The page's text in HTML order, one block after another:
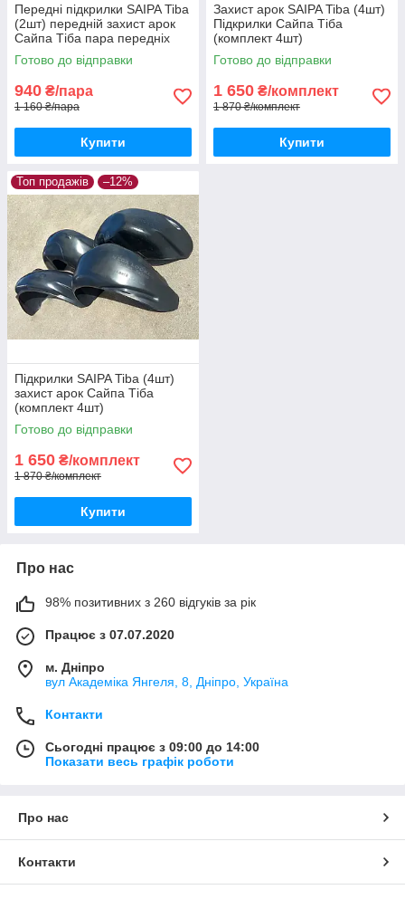
Передні підкрилки SAIPA Tiba
(2шт) передній захист арок
Сайпа Тіба пара передніх
Готово до відправки
940 ₴/пара
1 160 ₴/пара
Купити
Захист арок SAIPA Tiba (4шт)
Підкрилки Сайпа Тіба
(комплект 4шт)
Готово до відправки
1 650 ₴/комплект
1 870 ₴/комплект
Купити
Топ продажів –12%
Підкрилки SAIPA Tiba (4шт)
захист арок Сайпа Тіба
(комплект 4шт)
Готово до відправки
1 650 ₴/комплект
1 870 ₴/комплект
Купити
Про нас
98% позитивних з 260 відгуків за рік
Працює з 07.07.2020
м. Дніпро
вул Академіка Янгеля, 8, Дніпро, Україна
Контакти
Сьогодні працює з 09:00 до 14:00
Показати весь графік роботи
Про нас
Контакти